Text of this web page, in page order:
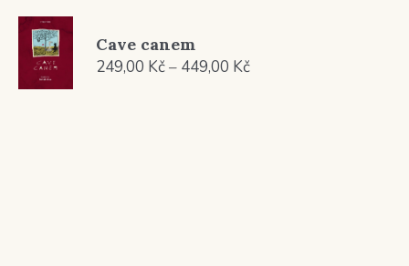
Cave canem
249,00 Kč– 449,00 KčRozpětí